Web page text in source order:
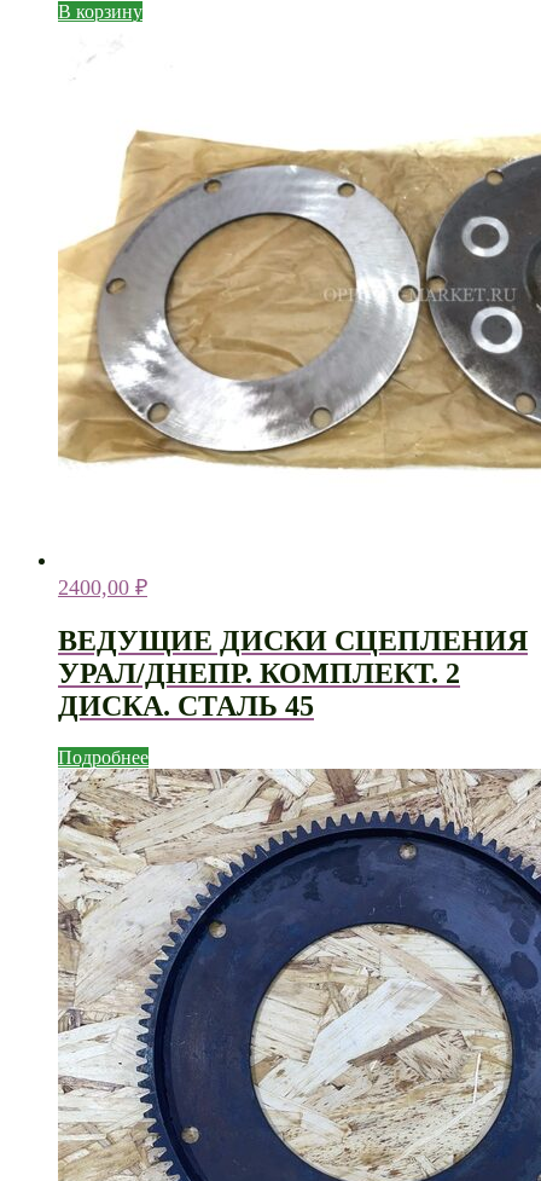
В корзину
2400,00 ₽
ВЕДУЩИЕ ДИСКИ СЦЕПЛЕНИЯ
УРАЛ/ДНЕПР. КОМПЛЕКТ. 2
ДИСКА. СТАЛЬ 45
Подробнее